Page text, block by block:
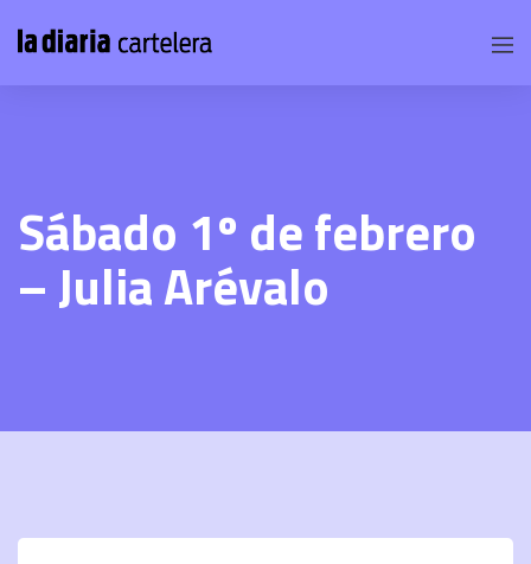
Sábado 1º de febrero
– Julia Arévalo